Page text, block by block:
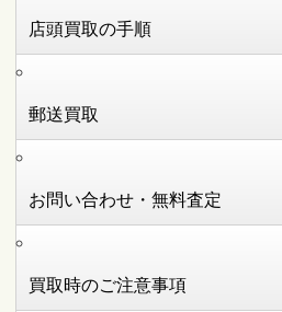
店頭買取の手順
郵送買取
お問い合わせ・無料査定
買取時のご注意事項